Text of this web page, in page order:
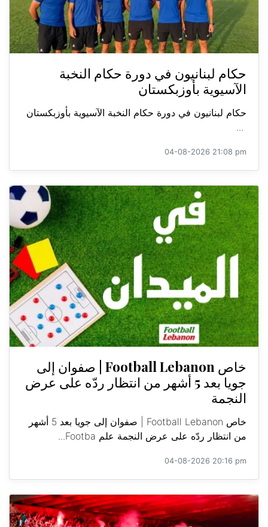
حكام لبنانيون في دورة حكام النخبة
الآسيوية بأوزبكستان
حكام لبنانيون في دورة حكام النخبة الآسيوية بأوزبكستان
...
04-08-2026 21:08 pm
خاص Football Lebanon | صفوان إلى
جويا بعد 5 أشهر من انتظار ردّه على عرض
النجمة
خاص Football Lebanon | صفوان إلى جويا بعد 5 أشهر
من انتظار ردّه على عرض النجمة علم Footba...
04-08-2026 20:16 pm